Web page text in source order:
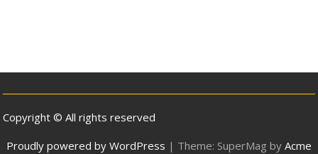
Copyright © All rights reserved
Proudly powered by WordPress | Theme: SuperMag by Acme